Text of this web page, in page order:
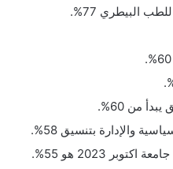
من 60%.
والإدارة بتنسيق 58%.
2023 هو 55%.